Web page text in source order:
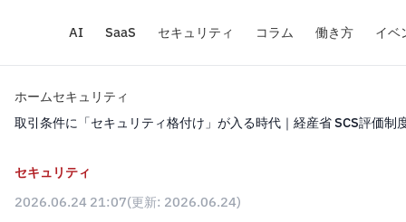
AI SaaS セキュリティ コラム 働き方 イベ
ホームセキュリティ
取引条件に「セキュリティ格付け」が入る時代｜経産省 SCS評
セキュリティ
2026.06.24 21:07(更新: 2026.06.24)